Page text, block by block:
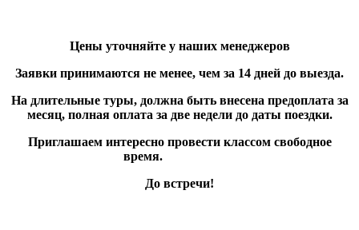
Цены уточняйте у наших менеджеров
Заявки принимаются не менее, чем за 14 дней до выезда.
На длительные туры, должна быть внесена предоплата за
месяц, полная оплата за две недели до даты поездки.
Приглашаем интересно провести классом свободное
время.
До встречи!